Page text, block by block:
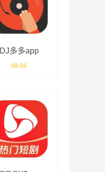
DJ多多app
08-06